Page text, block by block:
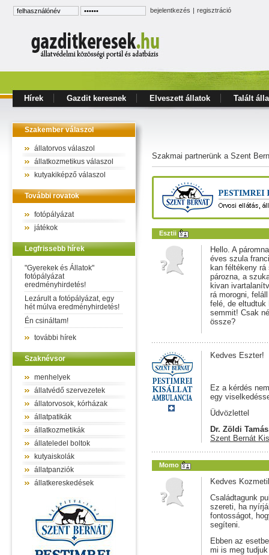
bejelentkezés | regisztráció
Hírek Gazdit keresnek Elveszett állatok Talált
Szakember válaszol
állatorvos válaszol
állatkozmetikus válaszol
kutyakiképző válaszol
További rovatok
fotópályázat
játékok
Legfrissebb hírek
"Gyerekek és Állatok"
fotópályázat
eredményhirdetés!
Lezárult a fotópályázat, egy
hét múlva eredményhirdetés!
Én csináltam!
további hírek
Szaknévsor
menhelyek
állatvédő szervezetek
állatorvosok, kórházak
állatpatikák
állatkozmetikák
állateledel boltok
kutyaiskolák
állatpanziók
állatkereskedések
Szakmai partnerünk a Szent
Esztii
Hello. A
éves szula
kan féltékeny
pározna, a
kivan
rá morogni,
felé, de eltudtuk
semmit! Csak
össze?
Kedves Eszter!
Ez a kérdés
egy
Üdvözlettel
Dr. Zöldi
Szent Bernát
Momo
Kedves
Családtagunk
szereti, ha
fontosságot,
segíteni.
Ebben az
mi is meg